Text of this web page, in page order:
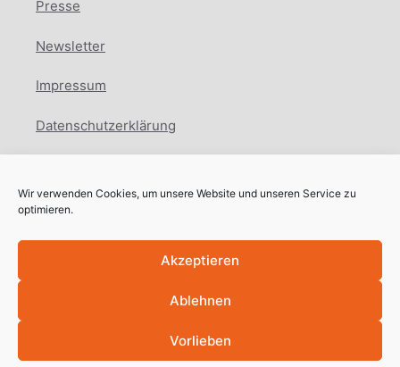
Wir verwenden Cookies, um unsere Website und unseren Service zu
optimieren.
Akzeptieren
Ablehnen
Vorlieben
Presse
Newsletter
Impressum
Datenschutzerklärung
Facebook
Instagram
LinkedIn